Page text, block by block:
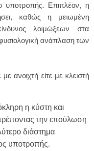
υποτροπής. Επιπλέον, η
καθώς η μειωμένη
λοιμώξεων στα
ανάπλαση των
με ανοιχτή είτε με κλειστή
η κύστη και
την επούλωση
διάστημα
υποτροπής.